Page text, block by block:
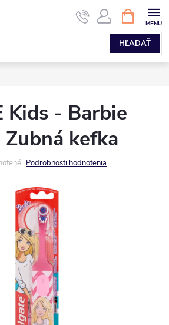
HĽADAŤ
KOŠÍK
Kids - Barbie
kefka
Podrobnosti hodnotenia